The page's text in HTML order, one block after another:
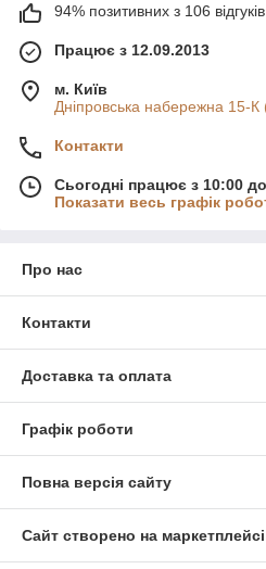
94% позитивних з 106 відгуків
Працює з 12.09.2013
м. Київ
Дніпровська набережна 15-К
Контакти
Сьогодні працює з 10:00
Показати весь графік
Про нас
Контакти
Доставка та оплата
Графік роботи
Повна версія сайту
Сайт створено на маркетплейсі